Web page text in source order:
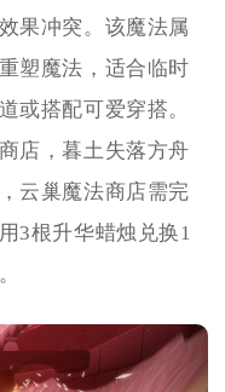
果冲突。该魔法属
塑魔法，适合临时
或搭配可爱穿搭。
店，暮土失落方舟
云巢魔法商店需完
3根升华蜡烛兑换1